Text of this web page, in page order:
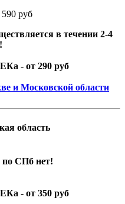
руб
в течении 2-4
- от 290 руб
и Московской области
область
по СПб нет!
- от 350 руб